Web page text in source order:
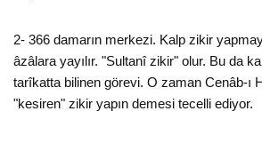
2- 366 damarın merkezi. Kalp zikir
âzâlara yayılır. "Sultanî zikir" olur. Bu da
tarîkatta bilinen görevi. O zaman Cenâb-ı
"kesiren" zikir yapın demesi tecelli ediyor.